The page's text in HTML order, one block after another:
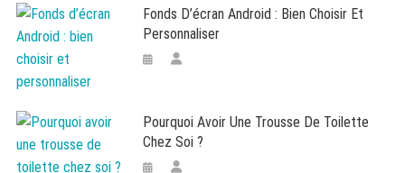
Fonds D’écran Android : Bien Choisir Et
Personnaliser
Pourquoi Avoir Une Trousse De Toilette
Chez Soi ?